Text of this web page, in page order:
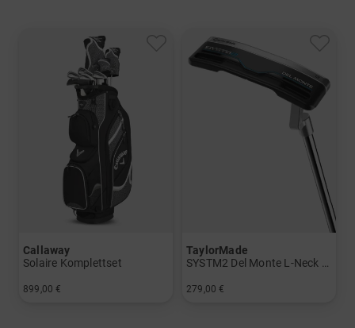
Callaway
Solaire Komplettset
899,00 €
TaylorMade
SYSTM2 Del Monte L-Neck Putter
279,00 €